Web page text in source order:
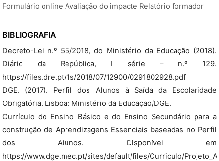
Formulário online Avaliação do impacte Relatório formador
BIBLIOGRAFIA
Decreto-Lei n.º 55/2018, do Ministério da Educação (2018).
Diário da República, I série – n.º 129.
https://files.dre.pt/1s/2018/07/12900/0291802928.pdf
DGE. (2017). Perfil dos Alunos à Saída da Escolaridade
Obrigatória. Lisboa: Ministério da Educação/DGE.
Currículo do Ensino Básico e do Ensino Secundário para a
construção de Aprendizagens Essenciais baseadas no Perfil
dos Alunos. Disponível em
https://www.dge.mec.pt/sites/default/files/Curriculo/